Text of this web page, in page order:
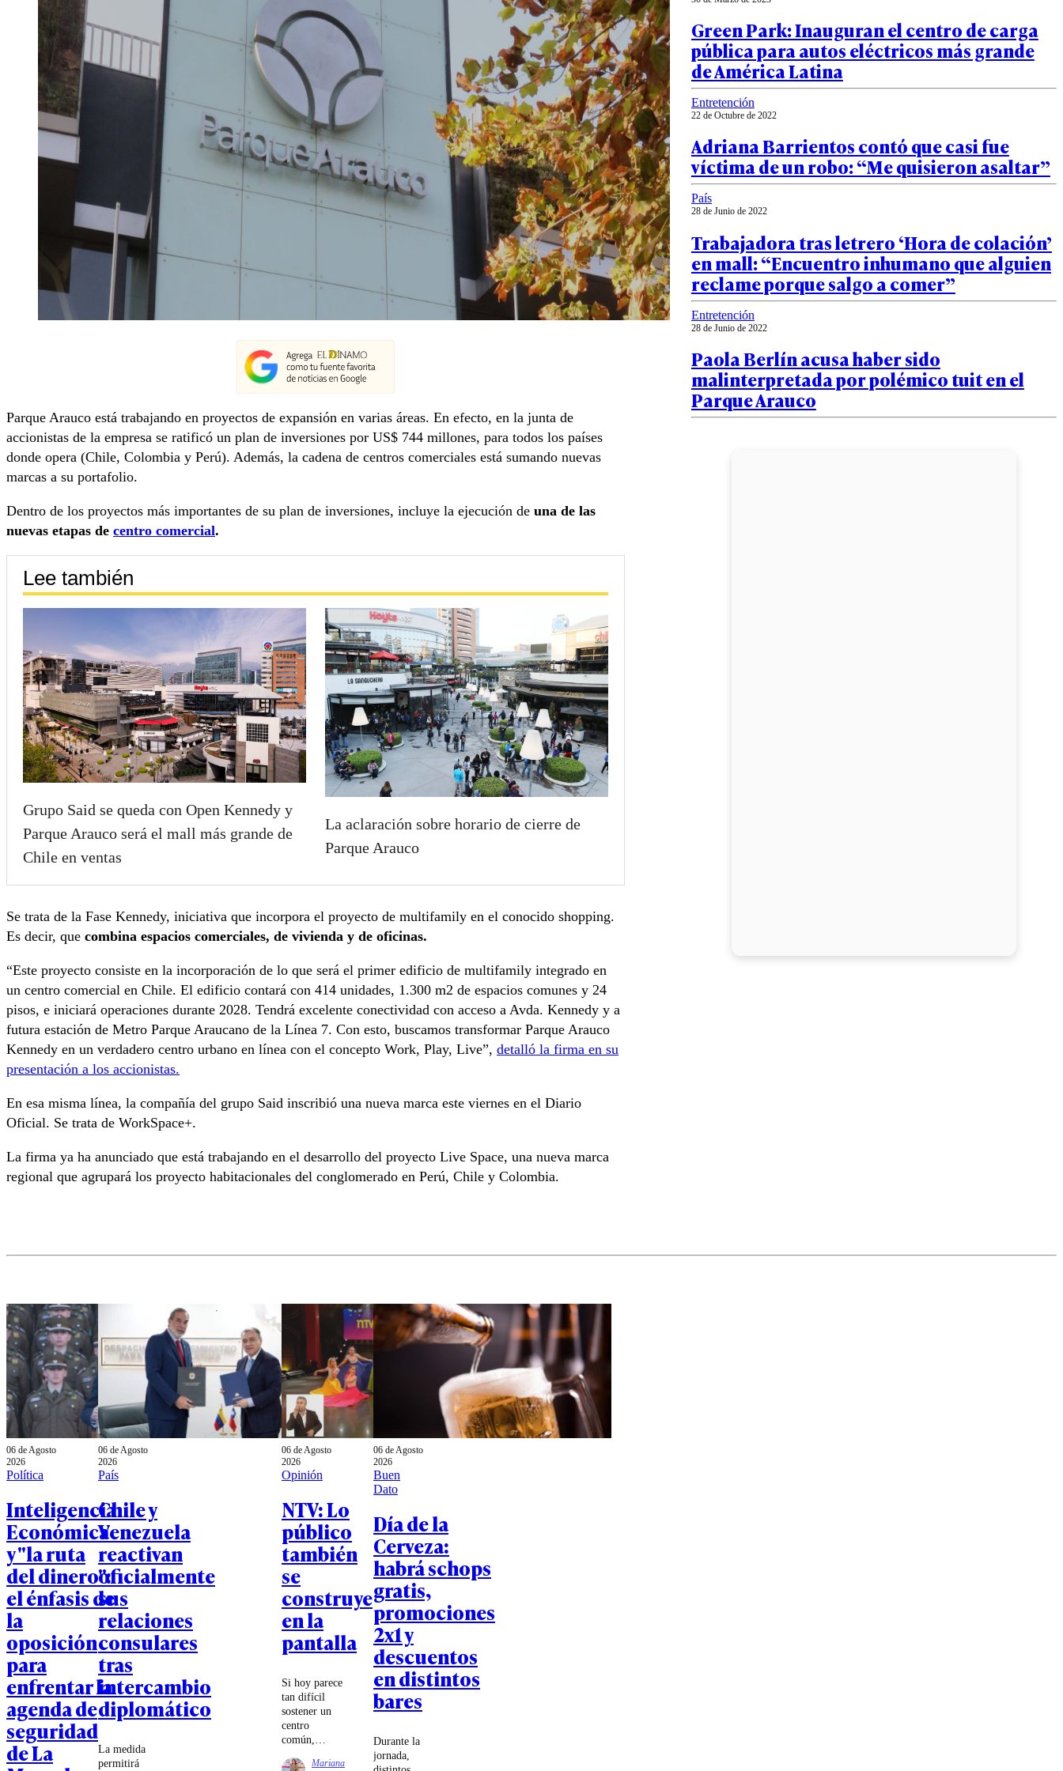
Parque Arauco está trabajando en proyectos de expansión en varias áreas. En efecto, en la junta de
accionistas de la empresa se ratificó un plan de inversiones por US$ 744 millones, para todos los países
donde opera (Chile, Colombia y Perú). Además, la cadena de centros comerciales está sumando nuevas
marcas a su portafolio.
Dentro de los proyectos más importantes de su plan de inversiones, incluye la ejecución de una de las
nuevas etapas de centro comercial.
Lee también
Grupo Said se queda con Open Kennedy y
Parque Arauco será el mall más grande de
Chile en ventas
La aclaración sobre horario de cierre de
Parque Arauco
Se trata de la Fase Kennedy, iniciativa que incorpora el proyecto de multifamily en el conocido shopping.
Es decir, que combina espacios comerciales, de vivienda y de oficinas.
“Este proyecto consiste en la incorporación de lo que será el primer edificio de multifamily integrado en
un centro comercial en Chile. El edificio contará con 414 unidades, 1.300 m2 de espacios comunes y 24
pisos, e iniciará operaciones durante 2028. Tendrá excelente conectividad con acceso a Avda. Kennedy y a
futura estación de Metro Parque Araucano de la Línea 7. Con esto, buscamos transformar Parque Arauco
Kennedy en un verdadero centro urbano en línea con el concepto Work, Play, Live”, detalló la firma en su
presentación a los accionistas.
En esa misma línea, la compañía del grupo Said inscribió una nueva marca este viernes en el Diario
Oficial. Se trata de WorkSpace+.
La firma ya ha anunciado que está trabajando en el desarrollo del proyecto Live Space, una nueva marca
regional que agrupará los proyecto habitacionales del conglomerado en Perú, Chile y Colombia.
Green Park: Inauguran el centro de carga
pública para autos eléctricos más grande
de América Latina
Entretención
22 de Octubre de 2022
Adriana Barrientos contó que casi fue
víctima de un robo: “Me quisieron asaltar”
País
28 de Junio de 2022
Trabajadora tras letrero ‘Hora de colación’
en mall: “Encuentro inhumano que alguien
reclame porque salgo a comer”
Entretención
28 de Junio de 2022
Paola Berlín acusa haber sido
malinterpretada por polémico tuit en el
Parque Arauco
06 de Agosto
2026
Política
Inteligencia
Económica
y "la ruta
del dinero":
el énfasis de
la
oposición
para
enfrentar la
agenda de
seguridad
de La
06 de Agosto
2026
País
Chile y
Venezuela
reactivan
oficialmente
sus
relaciones
consulares
tras
intercambio
diplomático
La medida
permitirá
06 de Agosto
2026
Opinión
NTV: Lo
público
también
se
construye
en la
pantalla
Si hoy parece
tan difícil
sostener un
centro
común,
de la tareaMariana
06 de Agosto
2026
Buen
Dato
Día de la
Cerveza:
habrá schops
gratis,
promociones
2x1 y
descuentos
en distintos
bares
Durante la
jornada,